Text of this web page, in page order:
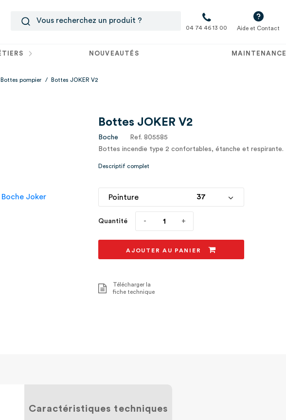
04 74 46 13 00 Aide et Contact
NOUVEAUTÉS MAINTENANCE
Bottes pompier / Bottes JOKER V2
Bottes JOKER V2
Boche
Ref. 805585
Bottes incendie type 2 confortables, étanche et respirante.
Descriptif complet
Pointure
Quantité
AJOUTER AU PANIER
Télécharger la
fiche technique
Caractéristiques techniques